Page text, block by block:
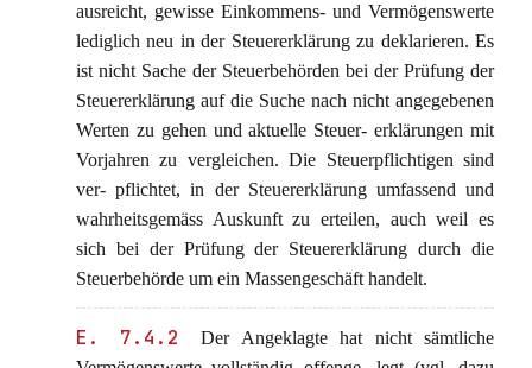
ausreicht, gewisse Einkommens- und Vermögenswerte
lediglich neu in der Steuererklärung zu deklarieren. Es
ist nicht Sache der Steuerbehörden bei der Prüfung der
Steuererklärung auf die Suche nach nicht angegebenen
Werten zu gehen und aktuelle Steuer- erklärungen mit
Vorjahren zu vergleichen. Die Steuerpflichtigen sind
ver- pflichtet, in der Steuererklärung umfassend und
wahrheitsgemäss Auskunft zu erteilen, auch weil es
sich bei der Prüfung der Steuererklärung durch die
Steuerbehörde um ein Massengeschäft handelt.
E. 7.4.2
Der Angeklagte hat nicht sämtliche